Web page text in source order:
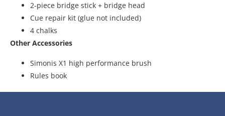
2-piece bridge stick + bridge head
Cue repair kit (glue not included)
4 chalks
Other Accessories
Simonis X1 high performance brush
Rules book